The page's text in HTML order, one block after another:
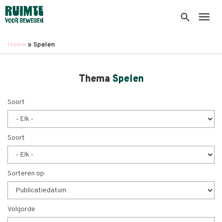
Overslaan
en
inhoud
search
Kruimelpad
Home Spelen
Thema Spelen
Soort
Soort
Sorteren op
Volgorde